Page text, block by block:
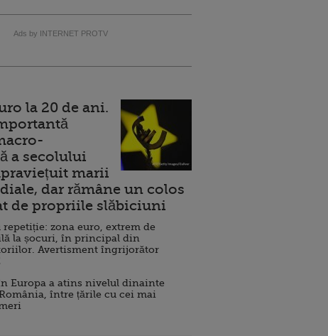
Ads by INTERNET PROTV
la 20 de ani.
a secolului
marii
dar rămâne un colos
de propriile slăbiciuni
zona euro, extrem de
la șocuri, în principal din
Avertisment îngrijorător
Europa a atins nivelul dinainte
între țările cu cei mai